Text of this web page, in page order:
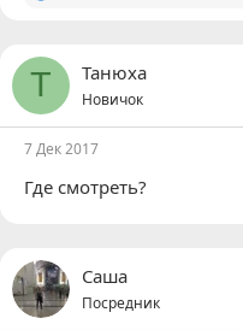
ц
и
:
Т Танюха
Новичок
7 Дек 2017
Где смотреть?
Саша
Посредник